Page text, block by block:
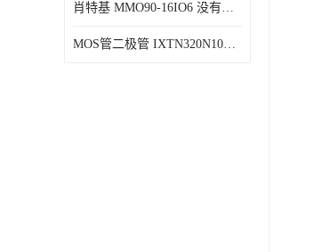
肖特基 MMO90-16IO6 没有机械移动部件
MOS管二极管 IXTN320N10T 由两个半导体材料组成